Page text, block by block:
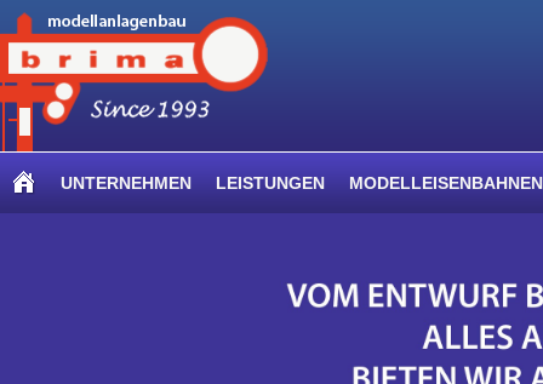
UNTERNEHMEN LEISTUNGEN MODELLEISENBAHNEN